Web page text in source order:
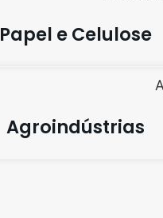
Papel e Celulose
Agroindústrias